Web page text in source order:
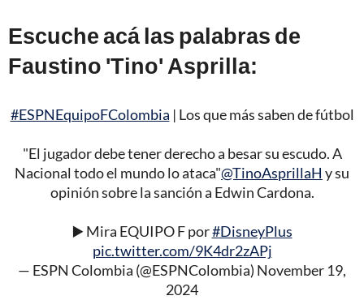
Escuche acá las palabras de
Faustino 'Tino' Asprilla:
#ESPNEquipoFColombia | Los que más saben de fútbol
"El jugador debe tener derecho a besar su escudo. A
Nacional todo el mundo lo ataca"@TinoAsprillaH y su
opinión sobre la sanción a Edwin Cardona.
▶️ Mira EQUIPO F por#DisneyPlus
pic.twitter.com/9K4dr2zAPj
— ESPN Colombia (@ESPNColombia) November 19,
2024